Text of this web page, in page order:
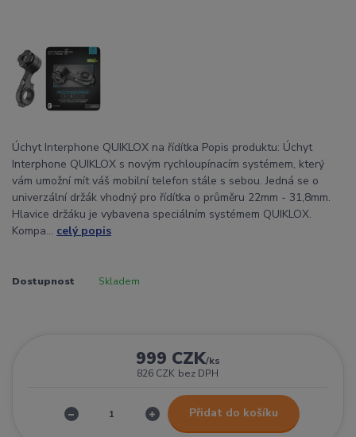
Úchyt Interphone QUIKLOX na řídítka Popis produktu: Úchyt
Interphone QUIKLOX s novým rychloupínacím systémem, který
vám umožní mít váš mobilní telefon stále s sebou. Jedná se o
univerzální držák vhodný pro řídítka o průměru 22mm - 31,8mm.
Hlavice držáku je vybavena speciálním systémem QUIKLOX.
Kompa... celý popis
Dostupnost Skladem
999 CZK/ks
826 CZK bez DPH
Přidat do košíku